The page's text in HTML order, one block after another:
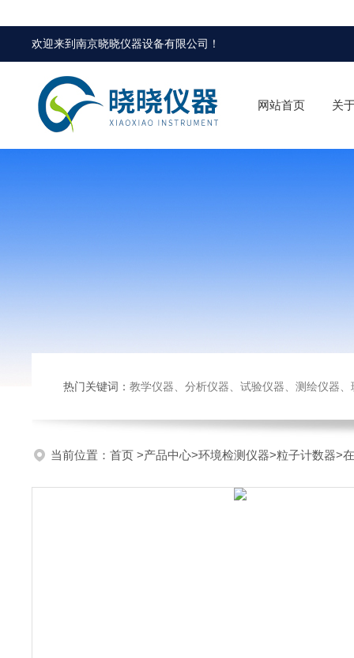
欢迎来到南京晓晓仪器设备有限公司 ！
网站首页 关
热门关键词： 教学仪器、分析仪器、试验仪器、测绘仪器、玻璃仪
当前位置： 首页 >产品中心>环境检测仪器>粒子计数器>